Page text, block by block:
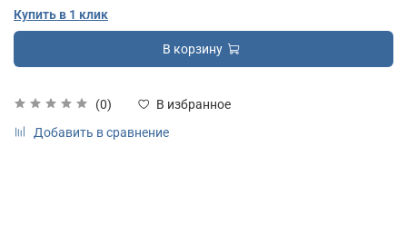
(0)
В избранное
Добавить в сравнение
Купить в 1 клик
В корзину